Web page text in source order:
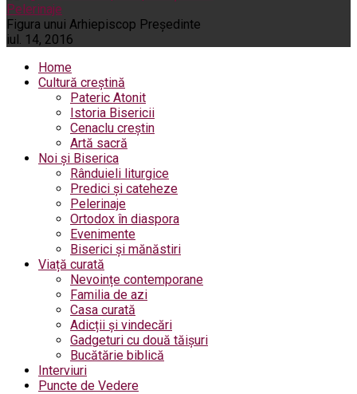
Pelerinaje
Figura unui Arhiepiscop Preşedinte
iul. 14, 2016
Home
Cultură creștină
Pateric Atonit
Istoria Bisericii
Cenaclu creștin
Artă sacră
Noi și Biserica
Rânduieli liturgice
Predici și cateheze
Pelerinaje
Ortodox în diaspora
Evenimente
Biserici și mănăstiri
Viață curată
Nevoințe contemporane
Familia de azi
Casa curată
Adicții și vindecări
Gadgeturi cu două tăișuri
Bucătărie biblică
Interviuri
Puncte de Vedere